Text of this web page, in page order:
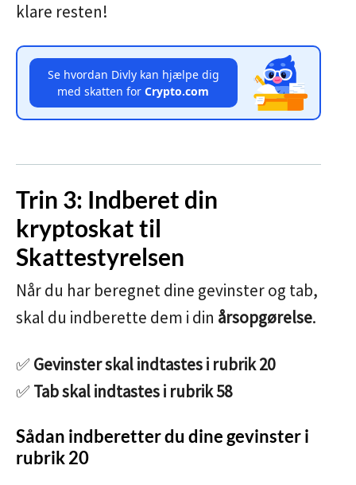
klare resten!
Se hvordan Divly kan hjælpe dig
med skatten forCrypto.com
Trin 3: Indberet din
kryptoskat til
Skattestyrelsen
Når du har beregnet dine gevinster og tab,
skal du indberette dem i din årsopgørelse.
✅ Gevinster skal indtastes i rubrik 20
✅ Tab skal indtastes i rubrik 58
Sådan indberetter du dine gevinster i
rubrik 20